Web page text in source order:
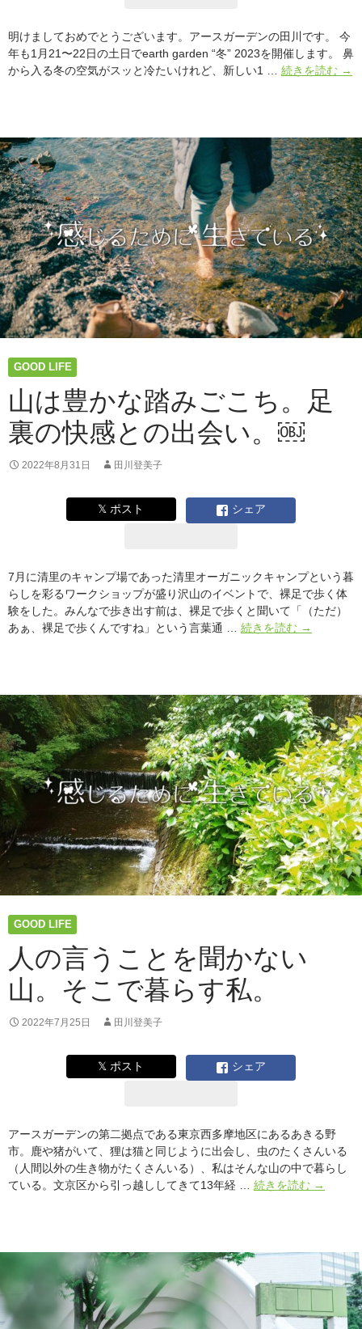
て
い
る
明けましておめでとうございます。アースガーデンの田川です。 今
年も1月21〜22日の土日でearth garden “冬” 2023を開催します。 鼻
から入る冬の空気がスッと冷たいけれど、新しい1 … 続きを読む 森
誘
え
る
私
た
ち
で
あ
り
た
い。
ア
ー
→
GOOD LIFE
山は豊かな踏みごこち。足
裏の快感との出会い。￼
2022年8月31日 田川登美子
𝕏 ポスト シェア
7月に清里のキャンプ場であった清里オーガニックキャンプという暮
らしを彩るワークショップが盛り沢山のイベントで、裸足で歩く体
験をした。みんなで歩き出す前は、裸足で歩くと聞いて「（ただ）
あぁ、裸足で歩くんですね」という言葉通 … 続きを読む 山
な
踏
み
ご
こ
ち。
足
裏
の
快
感
と
の
￼
→
GOOD LIFE
人の言うことを聞かない
山。そこで暮らす私。
2022年7月25日 田川登美子
𝕏 ポスト シェア
アースガーデンの第二拠点である東京西多摩地区にあるあきる野
市。鹿や猪がいて、狸は猫と同じように出会し、虫のたくさんいる
（人間以外の生き物がたくさんいる）、私はそんな山の中で暮らし
ている。文京区から引っ越ししてきて13年経 … 続きを読む 人
こ
と
を
か
→